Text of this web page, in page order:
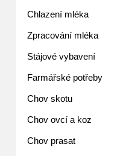
Chlazení mléka
Zpracování mléka
Stájové vybavení
Farmářské potřeby
Chov skotu
Chov ovcí a koz
Chov prasat